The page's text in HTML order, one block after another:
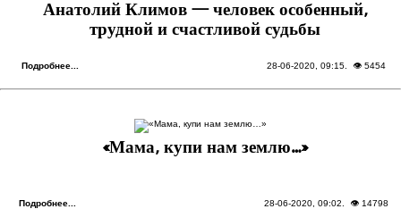
Анатолий Климов — человек особенный,
трудной и счастливой судьбы
Подробнее... 28-06-2020, 09:15. 👁 5454
«Мама, купи нам землю…»
Подробнее... 28-06-2020, 09:02 . 👁 14798